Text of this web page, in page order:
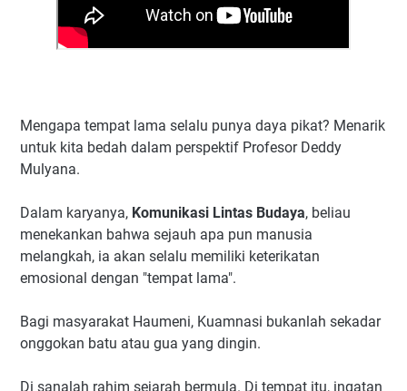
Mengapa tempat lama selalu punya daya pikat? Menarik
untuk kita bedah dalam perspektif Profesor Deddy
Mulyana.
Dalam karyanya, Komunikasi Lintas Budaya, beliau
menekankan bahwa sejauh apa pun manusia
melangkah, ia akan selalu memiliki keterikatan
emosional dengan "tempat lama".
Bagi masyarakat Haumeni, Kuamnasi bukanlah sekadar
onggokan batu atau gua yang dingin.
Di sanalah rahim sejarah bermula. Di tempat itu, ingatan